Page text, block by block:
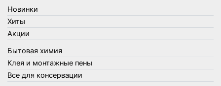
Упаковка
Утеплители и прочее
Фонари, лампы и удлинители
Хозяйственные товары
Швабры, стекломои, черенки и насадки
Шнуры, веревки и шпагаты
Новинки
Хиты
Акции
Бытовая химия
Клея и монтажные пены
Все для консервации